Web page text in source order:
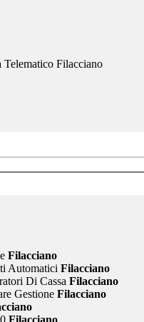
Filacciano
Automatici Filacciano
Di Cassa Filacciano
Gestione Filacciano